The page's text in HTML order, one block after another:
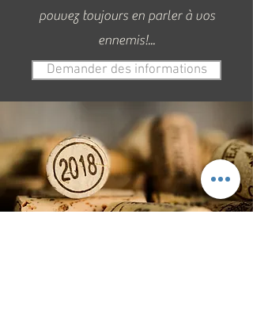
pouvez toujours en parler à vos
ennemis!...
Demander des informations